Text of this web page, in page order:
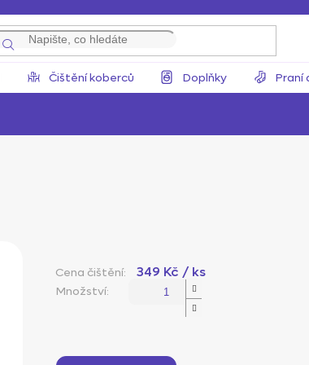
Čištění koberců Doplňky Praní
349 Kč / ks
Měrná